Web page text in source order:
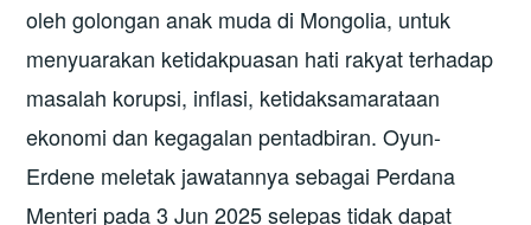
oleh golongan anak muda di Mongolia, untuk
menyuarakan ketidakpuasan hati rakyat terhadap
masalah korupsi, inflasi, ketidaksamarataan
ekonomi dan kegagalan pentadbiran. Oyun-
Erdene meletak jawatannya sebagai Perdana
Menteri pada 3 Jun 2025 selepas tidak dapat